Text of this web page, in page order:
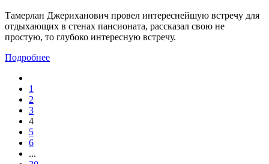
Тамерлан Джериханович провел интереснейшую встречу для
отдыхающих в стенах пансионата, рассказал свою не
простую, то глубоко интересную встречу.
Подробнее
1
2
3
4
5
6
...